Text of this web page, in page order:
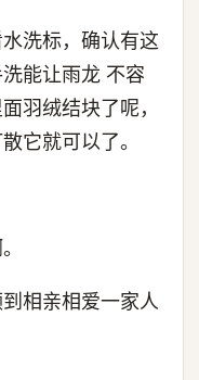
洗标，确认有这
能让雨龙 不容
羽绒结块了呢，
它就可以了。
相亲相爱一家人